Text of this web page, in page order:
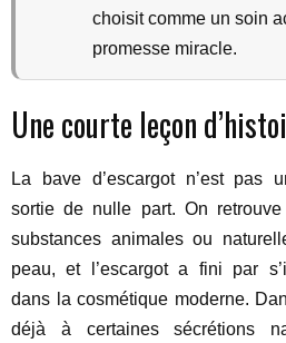
choisit comme un soin
promesse miracle.
Une courte leçon
La bave d’escargot n’est pas
sortie de nulle part. On
substances animales ou
peau, et l’escargot a fini par
dans la cosmétique moderne.
déjà à certaines sécrétions